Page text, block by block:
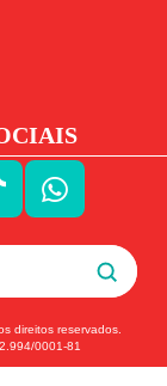
direitos reservados.
0001-81